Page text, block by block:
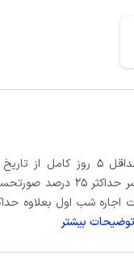
در صورتی که رزرو، حداقل 5
صورتحساب پس از کسر
توضیحات بیشتر